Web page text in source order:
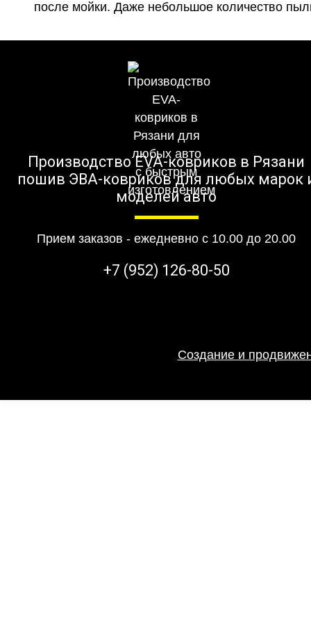
после мойки. Даже небольшое количество
Производство EVA-ковриков в Рязани
пошив ЭВА-ковриков для любых марок
моделей авто
Прием заказов - ежедневно с 10.00 до 20.00
+7 (952) 126-80-50
Создание и